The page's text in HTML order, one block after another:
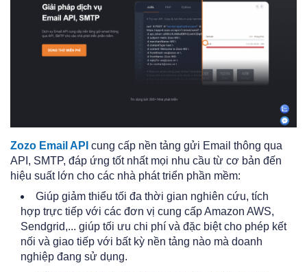
Zozo Email API cung cấp nền tảng gửi Email thông qua
API, SMTP, đáp ứng tốt nhất mọi nhu cầu từ cơ bản đến
hiệu suất lớn cho các nhà phát triển phần mềm:
Giúp giảm thiểu tối đa thời gian nghiên cứu, tích
hợp trực tiếp với các đơn vị cung cấp Amazon AWS,
Sendgrid,... giúp tối ưu chi phí và đặc biệt cho phép kết
nối và giao tiếp với bất kỳ nền tảng nào mà doanh
nghiệp đang sử dụng.